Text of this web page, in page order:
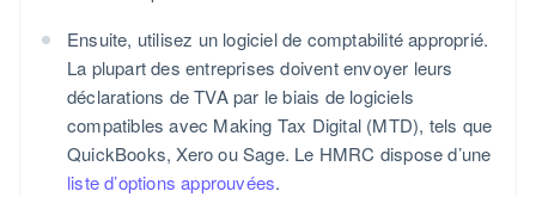
Ensuite, utilisez un logiciel de comptabilité approprié.
La plupart des entreprises doivent envoyer leurs
déclarations de TVA par le biais de logiciels
compatibles avec Making Tax Digital (MTD), tels que
QuickBooks, Xero ou Sage. Le HMRC dispose d’une
liste d’options approuvées.